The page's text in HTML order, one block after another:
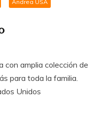
Andrea USA
con amplia colección de
para toda la familia.
Unidos